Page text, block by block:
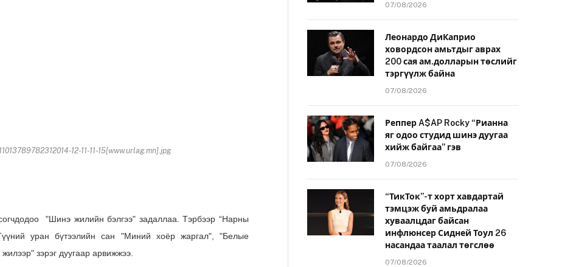
12-11-11-15[www.urlag.mn].jpg
"Шинэ жилийн бэлгээ" задаллаа. Тэрбээр “Нарны
уран бүтээлийн сан "Миний хоёр жаргал", "Белые
зэрэг дуугаар арвижжээ.
07/08/2026
Леонардо ДиКаприо
ховордсон амьтдыг аврах
200 сая ам.долларын төслийг
тэргүүлж байна
07/08/2026
Реппер A$AP Rocky “Рианна
яг одоо студид шинэ дуугаа
хийж байгаа” гэв
07/08/2026
“ТикТок”-т хорт хавдартай
тэмцэж буй амьдралаа
хуваалцдаг байсан
инфлюнсер Сидней Тоул 26
насандаа таалал төгслөө
07/08/2026